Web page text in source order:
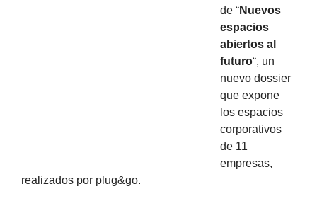
de “Nuevos
espacios
abiertos al
futuro“, un
nuevo dossier
que expone
los espacios
corporativos
de 11
empresas,
realizados por plug&go.